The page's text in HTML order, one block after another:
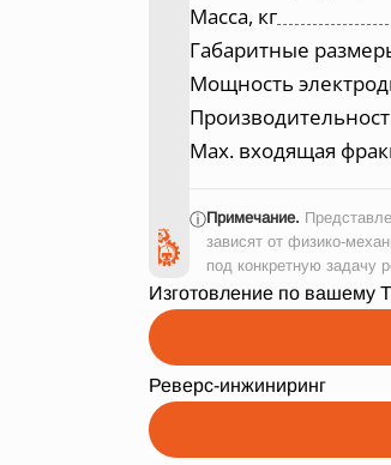
Масса, кг
Габаритные
Мощность
Max. входящая
ⓘПримечание.
зависят от физико-
под конкретную задачу
Изготовление по вашему
Реверс-инжиниринг